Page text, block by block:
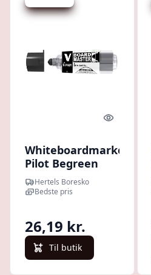
Quick look
Whiteboardmarker
Pilot Begreen
Rund Sort
Hertels Boresko
Bedste pris
26,19 kr.
Til butik